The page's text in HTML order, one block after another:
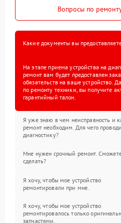
Вопросы по
Какие документы вы
На этапе приема устройства на
ремонт вам будет предоставлен
обязательств на ваше устройство.
по ремонту техники, вы получите
гарантийный талон.
Я уже знаю в чем неисправность и
ремонт необходим. Для чего
диагностику?
Мне нужен срочный ремонт.
сделать?
Я хочу, чтобы мое устройство
ремонтировали при мне.
Я хочу, чтобы мое устройство
ремонтировалось только
запчастями.